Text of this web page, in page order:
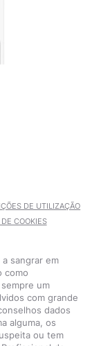
DE UTILIZAÇÃO
COOKIES
sangrar em
como
um
com grande
dados
alguma, os
ou tem